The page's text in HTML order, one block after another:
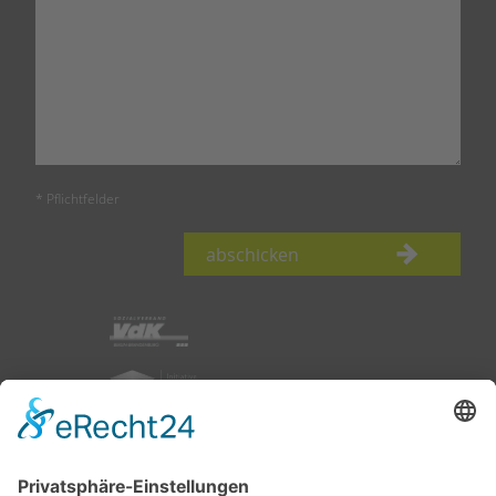
* Pflichtfelder
abschicken